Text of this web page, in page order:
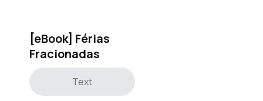
[eBook] Férias
Fracionadas
Text